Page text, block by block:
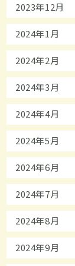
2023年12月
2024年1月
2024年2月
2024年3月
2024年4月
2024年5月
2024年6月
2024年7月
2024年8月
2024年9月